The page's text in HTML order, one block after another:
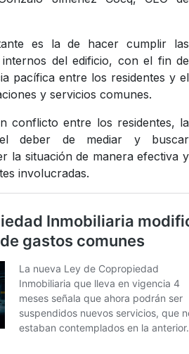
es la de hacer cumplir las
del edificio, con el fin de
pacífica entre los residentes y el
y servicios comunes.
conflicto entre los residentes, la
el deber de mediar y buscar
la situación de manera efectiva y
involucradas.